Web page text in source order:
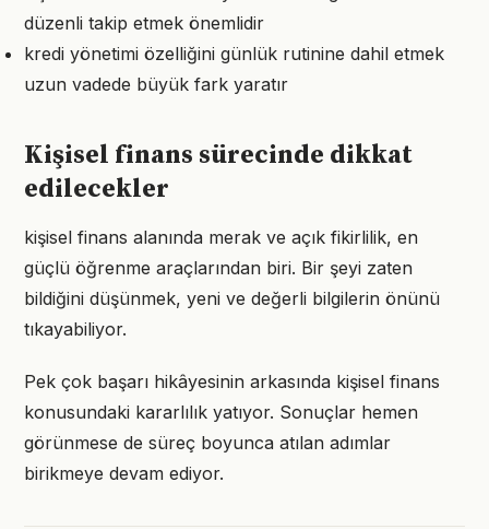
düzenli takip etmek önemlidir
kredi yönetimi özelliğini günlük rutinine dahil etmek
uzun vadede büyük fark yaratır
Kişisel finans sürecinde dikkat
edilecekler
kişisel finans alanında merak ve açık fikirlilik, en
güçlü öğrenme araçlarından biri. Bir şeyi zaten
bildiğini düşünmek, yeni ve değerli bilgilerin önünü
tıkayabiliyor.
Pek çok başarı hikâyesinin arkasında kişisel finans
konusundaki kararlılık yatıyor. Sonuçlar hemen
görünmese de süreç boyunca atılan adımlar
birikmeye devam ediyor.